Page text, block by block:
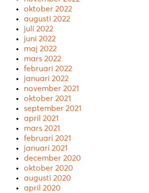
oktober 2022
augusti 2022
juli 2022
juni 2022
maj 2022
mars 2022
februari 2022
januari 2022
november 2021
oktober 2021
september 2021
april 2021
mars 2021
februari 2021
januari 2021
december 2020
oktober 2020
augusti 2020
april 2020